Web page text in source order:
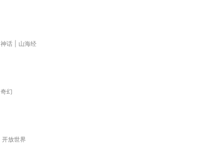
神话
山海经
奇幻
开放世界